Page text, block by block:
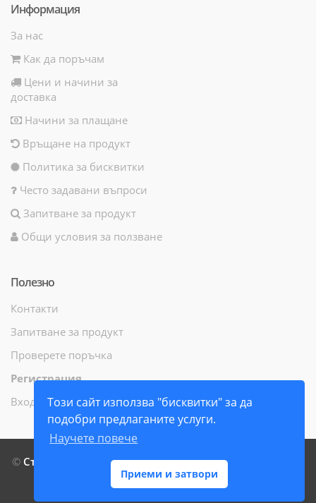
Този сайт използва "бисквитки" за да
подобри предлаганите услуги.
Научете повече
Приеми и затвори
Информация
За нас
Как да поръчам
Цени и начини за
доставка
Начини за плащане
Връщане на продукт
Политика за бисквитки
Често задавани въпроси
Запитване за продукт
Общи условия за ползване
Полезно
Контакти
Запитване за продукт
Проверете поръчка
Регистрация
Вход
© СтамилиБук ЕООД- Всички права запазени - 2014 г. -
2026 г.